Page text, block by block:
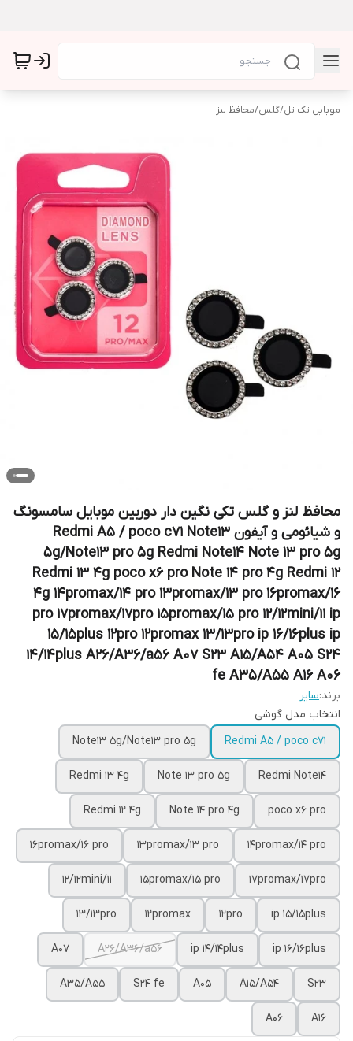
موبایل تک تل/گلس/محافظ لنز
محافظ لنز و گلس تکی نگین دار دوربین موبایل سامسونگ
و شیائومی و آیفون Redmi A5 / poco c71 Note13
5g/Note13 pro 5g Redmi Note14 Note 13 pro 5g
Redmi 13 4g poco x6 pro Note 14 pro 4g Redmi 12
4g 14promax/14 pro 13promax/13 pro 16promax/16
pro 17promax/17pro 15promax/15 pro 12/12mini/11 ip
15/15plus 12pro 12promax 13/13pro ip 16/16plus ip
14/14plus A26/A36/a56 A07 S23 A15/A54 A05 S24
fe A35/A55 A16 A06
برند:سایر
انتخاب مدل گوشی
Redmi A5 / poco c71
Note13 5g/Note13 pro 5g
Redmi Note14
Note 13 pro 5g
Redmi 13 4g
poco x6 pro
Note 14 pro 4g
Redmi 12 4g
14promax/14 pro
13promax/13 pro
16promax/16 pro
17promax/17pro
15promax/15 pro
12/12mini/11
ip 15/15plus
12pro
12promax
13/13pro
ip 16/16plus
ip 14/14plus
A26/A36/a56
A07
S23
A15/A54
A05
S24 fe
A35/A55
A16
A06